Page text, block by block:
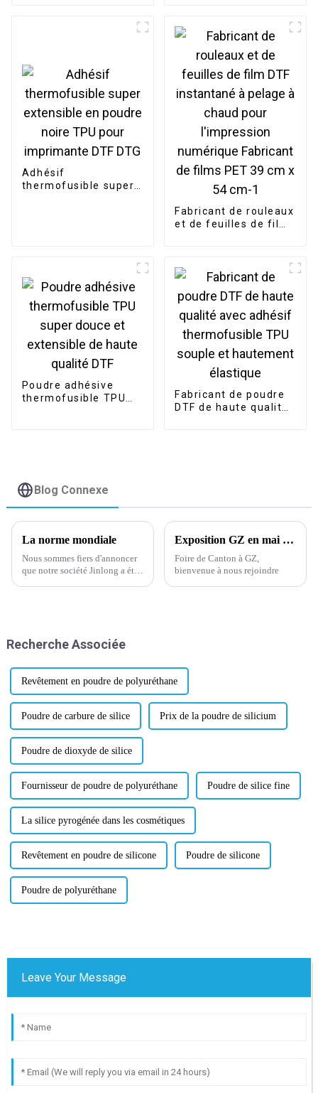
Adhésif
thermofusible super
Fabricant de rouleaux
et de feuilles de film
numérique Fabricant
de films PET 39 cm x
54 cm-1
Poudre adhésive
thermofusible TPU
Fabricant de poudre
DTF de haute qualité
Blog Connexe
La norme mondiale
Nous sommes fiers d'annoncer
que notre société Jinlong a été
Exposition GZ en mai 2024
Foire de Canton à GZ,
bienvenue à nous rejoindre
Recherche Associée
Revêtement en poudre de polyuréthane
Poudre de carbure de silice Prix ​​de la poudre de silicium
Poudre de dioxyde de silice
Fournisseur de poudre de polyuréthane Poudre de silice fine
La silice pyrogénée dans les cosmétiques
Revêtement en poudre de silicone Poudre de silicone
Poudre de polyuréthane
Leave Your Message